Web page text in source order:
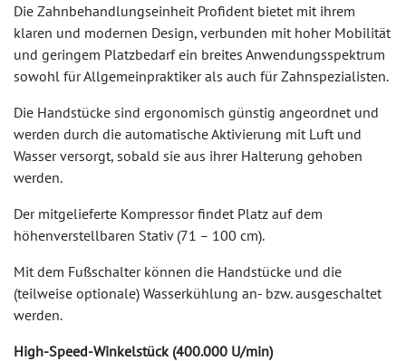
Die Zahnbehandlungseinheit Profident bietet mit ihrem
klaren und modernen Design, verbunden mit hoher Mobilität
und geringem Platzbedarf ein breites Anwendungsspektrum
sowohl für Allgemeinpraktiker als auch für Zahnspezialisten.
Die Handstücke sind ergonomisch günstig angeordnet und
werden durch die automatische Aktivierung mit Luft und
Wasser versorgt, sobald sie aus ihrer Halterung gehoben
werden.
Der mitgelieferte Kompressor findet Platz auf dem
höhenverstellbaren Stativ (71 – 100 cm).
Mit dem Fußschalter können die Handstücke und die
(teilweise optionale) Wasserkühlung an- bzw. ausgeschaltet
werden.
High-Speed-Winkelstück (400.000 U/min)